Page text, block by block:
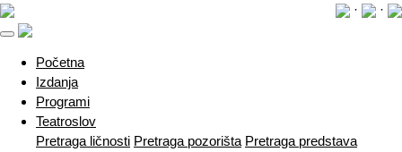
· ·
Početna(current)
Izdanja
Programi
Teatroslov
Pretraga ličnosti Pretraga pozorišta Pretraga predstava